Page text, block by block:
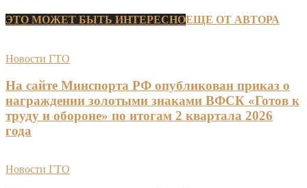
ЭТО МОЖЕТ БЫТЬ ИНТЕРЕСНОЕЩЕ ОТ АВТОРА
Новости ГТО
На сайте Минспорта РФ опубликован приказ о
награждении золотыми знаками ВФСК «Готов к
труду и обороне» по итогам 2 квартала 2026
года
Новости ГТО